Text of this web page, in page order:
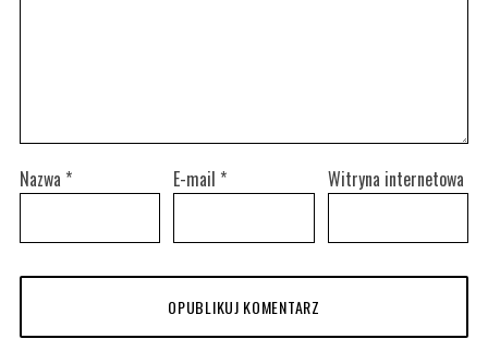
Nazwa * E-mail * Witryna internetowa